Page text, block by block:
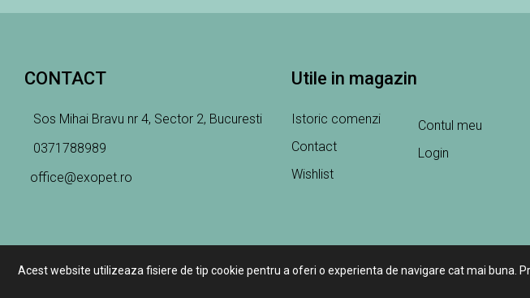
Acest website utilizeaza fisiere de tip cookie pentru a oferi o experienta de navigare cat mai buna.
CONTACT
Sos Mihai Bravu nr 4, Sector 2, Bucuresti
0371788989
office@exopet.ro
Utile in magazin
Istoric comenzi
Contact
Wishlist
Contul meu
Login
Copyright ExoPet © 2026 Toate drepturile